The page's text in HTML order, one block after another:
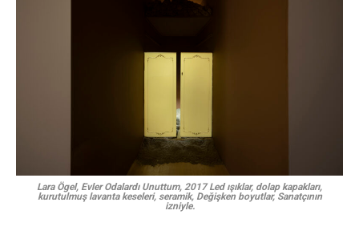
Lara Ögel, Evler Odalardı Unuttum, 2017 Led ışıklar, dolap kapakları,
kurutulmuş lavanta keseleri, seramik, Değişken boyutlar, Sanatçının
izniyle.